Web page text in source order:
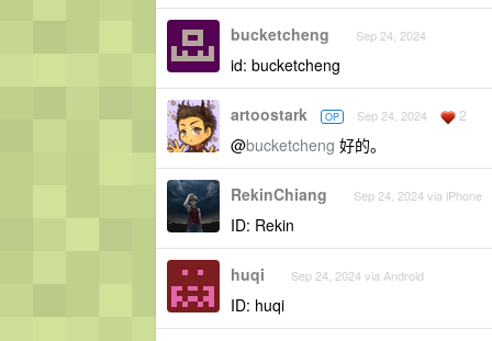
bucketcheng Sep 24, 2024
id: bucketcheng
artoostark OP Sep 24, 2024 2
@bucketcheng 好的。
RekinChiang Sep 24, 2024 via iPhone
ID: Rekin
huqi Sep 24, 2024 via Android
ID: huqi